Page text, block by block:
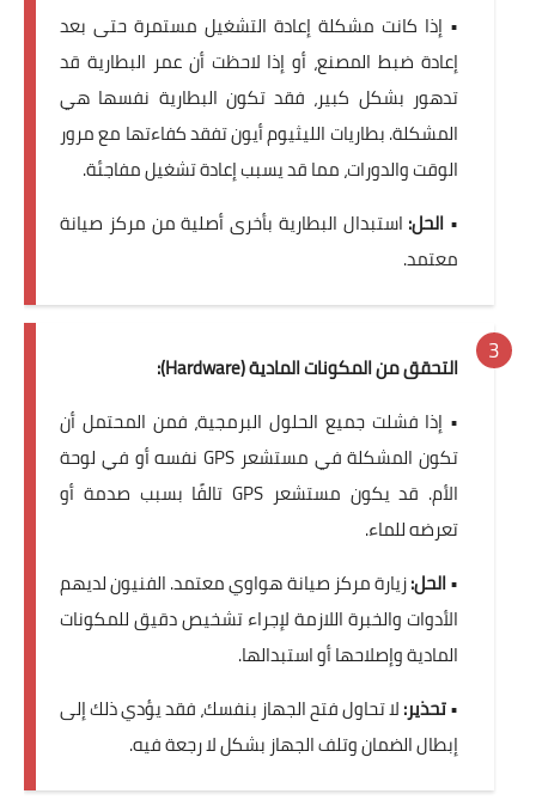
• إذا كانت مشكلة إعادة التشغيل مستمرة حتى بعد
إعادة ضبط المصنع، أو إذا لاحظت أن عمر البطارية قد
تدهور بشكل كبير، فقد تكون البطارية نفسها هي
المشكلة. بطاريات الليثيوم أيون تفقد كفاءتها مع مرور
الوقت والدورات، مما قد يسبب إعادة تشغيل مفاجئة.
• الحل: استبدال البطارية بأخرى أصلية من مركز صيانة
معتمد.
التحقق من المكونات المادية (Hardware):
• إذا فشلت جميع الحلول البرمجية، فمن المحتمل أن
تكون المشكلة في مستشعر GPS نفسه أو في لوحة
الأم. قد يكون مستشعر GPS تالفًا بسبب صدمة أو
تعرضه للماء.
•الحل:زيارة مركز صيانة هواوي معتمد. الفنيون لديهم
الأدوات والخبرة اللازمة لإجراء تشخيص دقيق للمكونات
المادية وإصلاحها أو استبدالها.
•تحذير:لا تحاول فتح الجهاز بنفسك، فقد يؤدي ذلك إلى
إبطال الضمان وتلف الجهاز بشكل لا رجعة فيه.